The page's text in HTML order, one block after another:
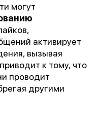
могут
активирует
вызывая
к тому, что
проводит
другими